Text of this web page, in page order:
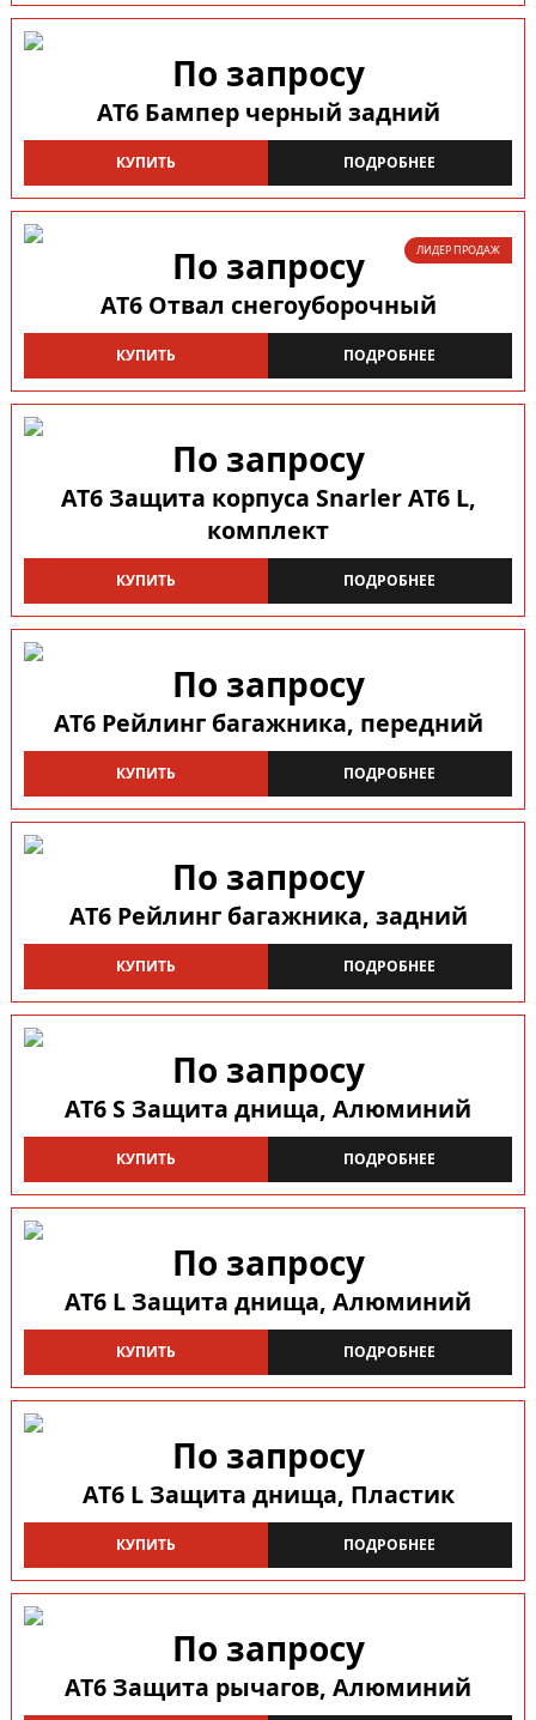
По запросу
AT6 Бампер черный задний
КУПИТЬ ПОДРОБНЕЕ
ЛИДЕР ПРОДАЖ
По запросу
AT6 Отвал снегоуборочный
КУПИТЬ ПОДРОБНЕЕ
По запросу
AT6 Защита корпуса Snarler AT6 L,
комплект
КУПИТЬ ПОДРОБНЕЕ
По запросу
AT6 Рейлинг багажника, передний
КУПИТЬ ПОДРОБНЕЕ
По запросу
AT6 Рейлинг багажника, задний
КУПИТЬ ПОДРОБНЕЕ
По запросу
AT6 S Защита днища, Алюминий
КУПИТЬ ПОДРОБНЕЕ
По запросу
AT6 L Защита днища, Алюминий
КУПИТЬ ПОДРОБНЕЕ
По запросу
AT6 L Защита днища, Пластик
КУПИТЬ ПОДРОБНЕЕ
По запросу
AT6 Защита рычагов, Алюминий